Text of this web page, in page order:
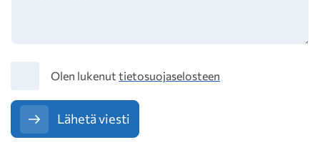
TietosuojaOlen lukenut tietosuojaselosteen
Lähetä viesti